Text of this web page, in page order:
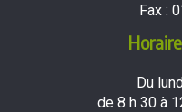
Fax :
Du
de 8 h 30 à